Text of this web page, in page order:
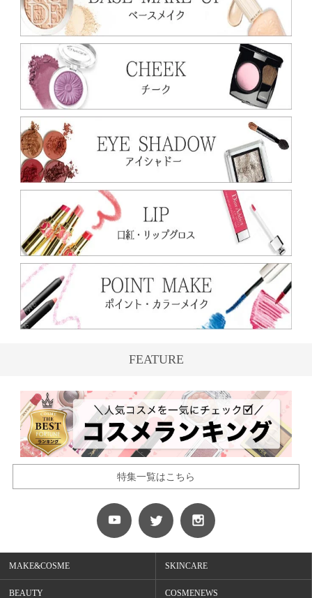
FEATURE
特集一覧はこちら
MAKE&COSME SKINCARE
BEAUTY COSMENEWS